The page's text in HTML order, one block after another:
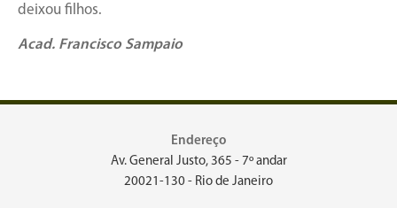
deixou filhos.
Acad. Francisco Sampaio
Endereço
Av. General Justo, 365 - 7º andar
20021-130 - Rio de Janeiro